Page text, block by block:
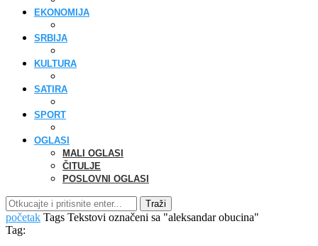
EKONOMIJA
SRBIJA
KULTURA
SATIRA
SPORT
OGLASI
MALI OGLASI
ČITULJE
POSLOVNI OGLASI
Traži
početak Tags Tekstovi označeni sa "aleksandar obucina"
Tag: